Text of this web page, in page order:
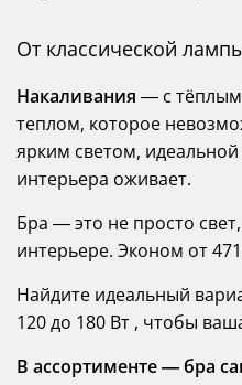
От классической
Накаливания — с
теплом, которое
ярким светом,
интерьера оживает.
Бра — это не просто
интерьере. Эконом от
Найдите идеальный
120 до 180 Вт , чтобы
В ассортименте — бра